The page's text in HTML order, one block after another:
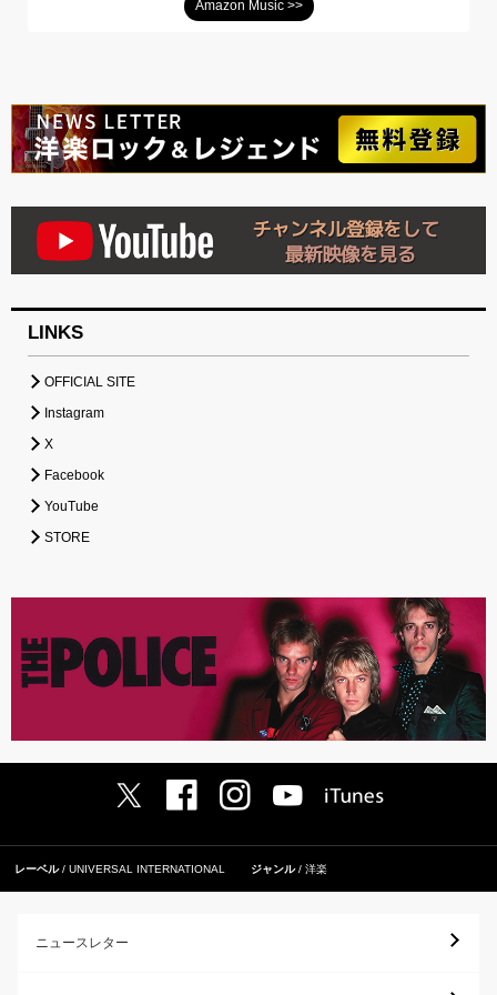
Amazon Music >>
LINKS
OFFICIAL SITE
Instagram
X
Facebook
YouTube
STORE
レーベル UNIVERSAL INTERNATIONAL ジャンル 洋楽
ニュースレター